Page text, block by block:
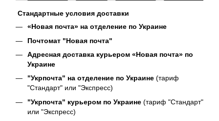
Стандартные условия доставки
«Новая почта» на отделение по Украине
Почтомат "Новая почта"
Адресная доставка курьером «Новая почта» по
Украине
"Укрпочта" на отделение по Украине (тариф
"Стандарт" или "Экспресс)
"Укрпочта" курьером по Украине (тариф "Стандарт"
или "Экспресс)